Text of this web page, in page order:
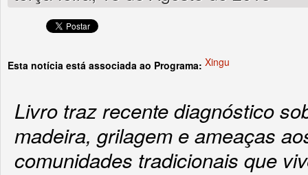
Esta notícia está associada ao Programa: Xingu
Livro traz recente diagnóstico
madeira, grilagem e ameaças
comunidades tradicionais que